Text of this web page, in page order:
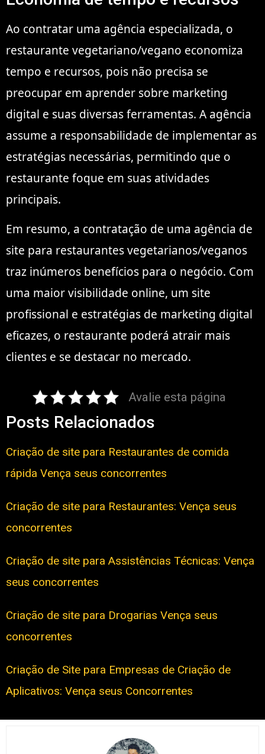
Ao contratar uma agência especializada, o
restaurante vegetariano/vegano economiza
tempo e recursos, pois não precisa se
preocupar em aprender sobre marketing
digital e suas diversas ferramentas. A agência
assume a responsabilidade de implementar as
estratégias necessárias, permitindo que o
restaurante foque em suas atividades
principais.
Em resumo, a contratação de uma agência de
site para restaurantes vegetarianos/veganos
traz inúmeros benefícios para o negócio. Com
uma maior visibilidade online, um site
profissional e estratégias de marketing digital
eficazes, o restaurante poderá atrair mais
clientes e se destacar no mercado.
Avalie esta página
Posts Relacionados
Criação de site para Restaurantes de comida
rápida Vença seus concorrentes
Criação de site para Restaurantes: Vença seus
concorrentes
Criação de site para Assistências Técnicas: Vença
seus concorrentes
Criação de site para Drogarias Vença seus
concorrentes
Criação de Site para Empresas de Criação de
Aplicativos: Vença seus Concorrentes